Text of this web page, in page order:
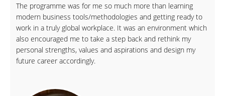
The programme was for me so much more than learning
modern business tools/methodologies and getting ready to
work in a truly global workplace. It was an environment which
also encouraged me to take a step back and rethink my
personal strengths, values and aspirations and design my
future career accordingly.